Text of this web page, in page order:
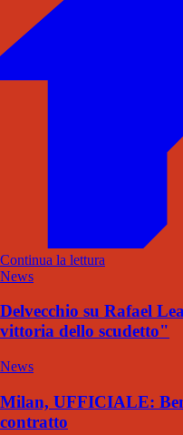
Continua la lettura
News
Delvecchio su Rafael
vittoria dello scudetto"
News
Milan, UFFICIALE:
contratto